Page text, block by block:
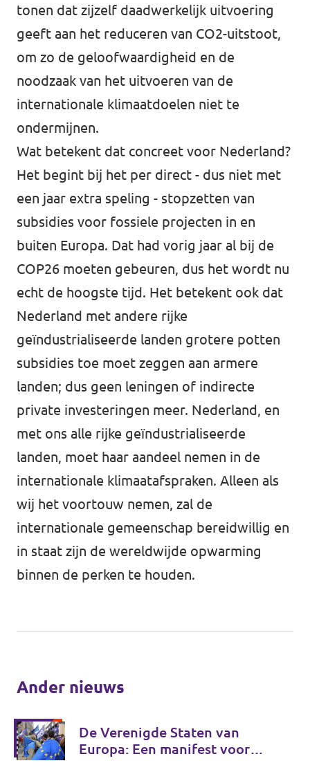
tonen dat zijzelf daadwerkelijk uitvoering
geeft aan het reduceren van CO2-uitstoot,
om zo de geloofwaardigheid en de
noodzaak van het uitvoeren van de
internationale klimaatdoelen niet te
ondermijnen.
Wat betekent dat concreet voor Nederland?
Het begint bij het per direct - dus niet met
een jaar extra speling - stopzetten van
subsidies voor fossiele projecten in en
buiten Europa. Dat had vorig jaar al bij de
COP26 moeten gebeuren, dus het wordt nu
echt de hoogste tijd. Het betekent ook dat
Nederland met andere rijke
geïndustrialiseerde landen grotere potten
subsidies toe moet zeggen aan armere
landen; dus geen leningen of indirecte
private investeringen meer. Nederland, en
met ons alle rijke geïndustrialiseerde
landen, moet haar aandeel nemen in de
internationale klimaatafspraken. Alleen als
wij het voortouw nemen, zal de
internationale gemeenschap bereidwillig en
in staat zijn de wereldwijde opwarming
binnen de perken te houden.
Ander nieuws
De Verenigde Staten van
Europa: Een manifest voor